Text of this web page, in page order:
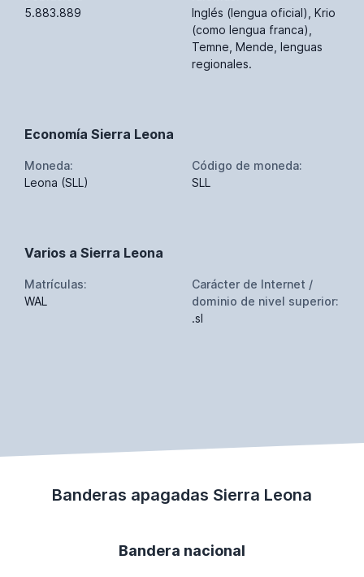
5.883.889
Inglés (lengua oficial), Krio
(como lengua franca),
Temne, Mende, lenguas
regionales.
Economía Sierra Leona
Moneda:
Leona (SLL)
Código de moneda:
SLL
Varios a Sierra Leona
Matrículas:
WAL
Carácter de Internet /
dominio de nivel superior:
.sl
Banderas apagadas Sierra Leona
Bandera nacional